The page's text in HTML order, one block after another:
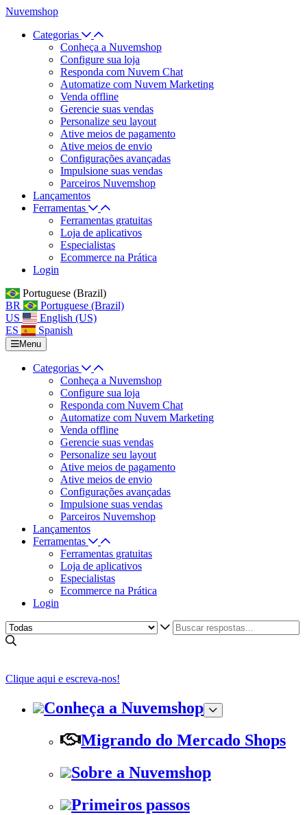
Nuvemshop
Categorias
Conheça a Nuvemshop
Configure sua loja
Responda com Nuvem Chat
Automatize com Nuvem Marketing
Venda offline
Gerencie suas vendas
Personalize seu layout
Ative meios de pagamento
Ative meios de envio
Configurações avançadas
Impulsione suas vendas
Parceiros Nuvemshop
Lançamentos
Ferramentas
Ferramentas gratuitas
Loja de aplicativos
Especialistas
Ecommerce na Prática
Login
Portuguese (Brazil)
BR
Portuguese (Brazil)
US
English (US)
ES
Spanish
Menu
Categorias
Conheça a Nuvemshop
Configure sua loja
Responda com Nuvem Chat
Automatize com Nuvem Marketing
Venda offline
Gerencie suas vendas
Personalize seu layout
Ative meios de pagamento
Ative meios de envio
Configurações avançadas
Impulsione suas vendas
Parceiros Nuvemshop
Lançamentos
Ferramentas
Ferramentas gratuitas
Loja de aplicativos
Especialistas
Ecommerce na Prática
Login
Clique aqui e escreva-nos!
Conheça a Nuvemshop
Migrando do Mercado Shops
Sobre a Nuvemshop
Primeiros passos